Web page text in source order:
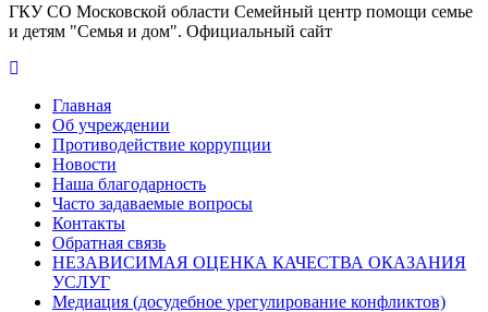
ГКУ СО Московской области Семейный центр помощи семье
и детям "Семья и дом". Официальный сайт
Главная
Об учреждении
Противодействие коррупции
Новости
Наша благодарность
Часто задаваемые вопросы
Контакты
Обратная связь
НЕЗАВИСИМАЯ ОЦЕНКА КАЧЕСТВА ОКАЗАНИЯ
УСЛУГ
Медиация (досудебное урегулирование конфликтов)